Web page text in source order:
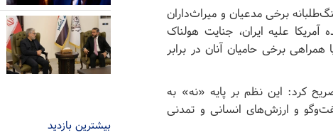
برخی مدعیان و میراث‌داران
علیه ایران، جنایت هولناک
برخی حامیان آنان در برابر
کرد: این نظم بر پایه «نه» به
و ارزش‌های انسانی و تمدنی
بیشترین بازدید